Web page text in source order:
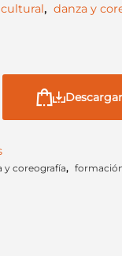
, danza y
y coreografía,